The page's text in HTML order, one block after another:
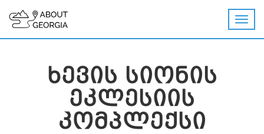
ᲮᲔᲕᲘᲡ ᲡᲘᲝᲜᲘᲡ
ᲔᲙᲚᲔᲡᲘᲘᲡ
ᲙᲝᲛᲞᲚᲔᲥᲡᲘ